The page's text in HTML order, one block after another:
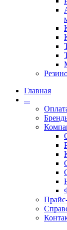
Главная
...